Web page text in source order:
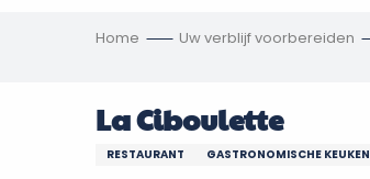
Home Uw verblijf voorbereiden
La Ciboulette
RESTAURANT GASTRONOMISCHE KEUKEN